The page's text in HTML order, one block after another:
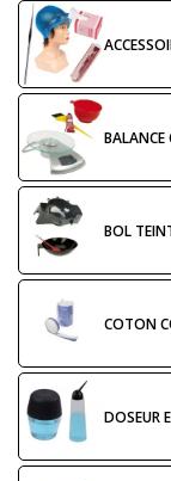
BOL
COTON
DOSEUR